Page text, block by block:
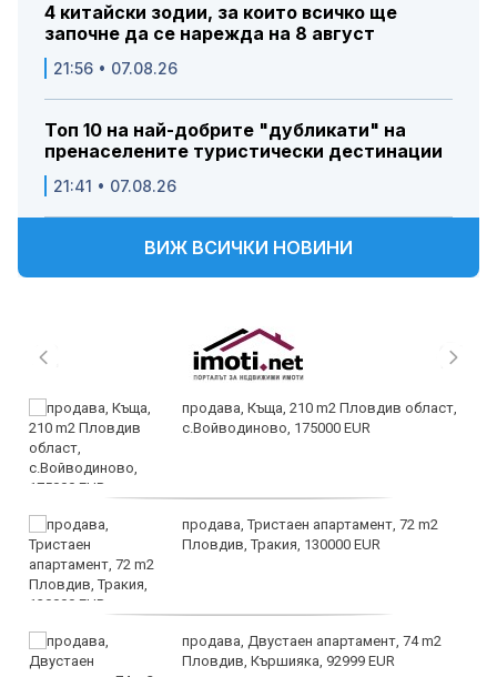
4 китайски зодии, за които всичко ще
започне да се нарежда на 8 август
21:56 • 07.08.26
Топ 10 на най-добрите "дубликати" на
пренаселените туристически дестинации
21:41 • 07.08.26
ВИЖ ВСИЧКИ НОВИНИ
продава, Къща, 210 m2 Пловдив област,
с.Войводиново, 175000 EUR
продава, Тристаен апартамент, 72 m2
Пловдив, Тракия, 130000 EUR
продава, Двустаен апартамент, 74 m2
Пловдив, Кършияка, 92999 EUR